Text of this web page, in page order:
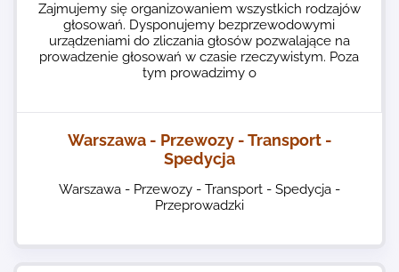
Zajmujemy się organizowaniem wszystkich rodzajów
głosowań. Dysponujemy bezprzewodowymi
urządzeniami do zliczania głosów pozwalające na
prowadzenie głosowań w czasie rzeczywistym. Poza
tym prowadzimy o
Warszawa - Przewozy - Transport -
Spedycja
Warszawa - Przewozy - Transport - Spedycja -
Przeprowadzki